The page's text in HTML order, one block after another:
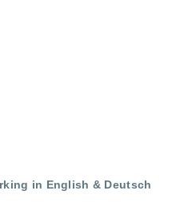
in English & Deutsch